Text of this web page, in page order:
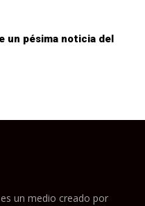
un pésima noticia del
un medio creado por